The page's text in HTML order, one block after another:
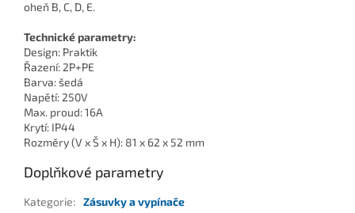
oheň B, C, D, E.
Technické parametry:
Design: Praktik
Řazení: 2P+PE
Barva: šedá
Napětí: 250V
Max. proud: 16A
Krytí: IP44
Rozměry (V x Š x H): 81 x 62 x 52 mm
Doplňkové parametry
Kategorie: Zásuvky a vypínače